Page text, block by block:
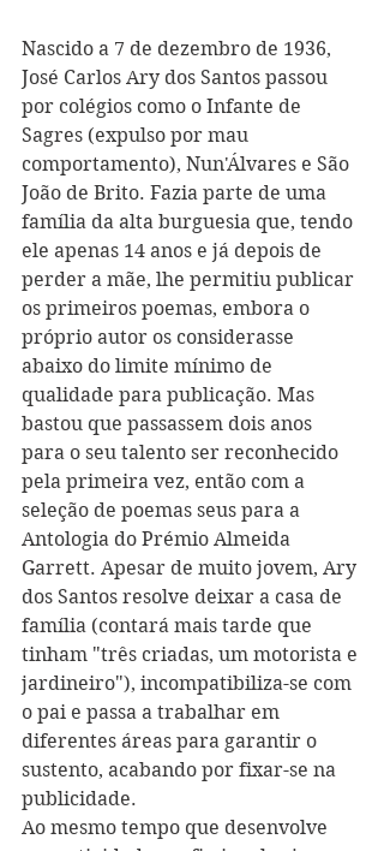
Nascido a 7 de dezembro de 1936,
José Carlos Ary dos Santos passou
por colégios como o Infante de
Sagres (expulso por mau
comportamento), Nun'Álvares e São
João de Brito. Fazia parte de uma
família da alta burguesia que, tendo
ele apenas 14 anos e já depois de
perder a mãe, lhe permitiu publicar
os primeiros poemas, embora o
próprio autor os considerasse
abaixo do limite mínimo de
qualidade para publicação. Mas
bastou que passassem dois anos
para o seu talento ser reconhecido
pela primeira vez, então com a
seleção de poemas seus para a
Antologia do Prémio Almeida
Garrett. Apesar de muito jovem, Ary
dos Santos resolve deixar a casa de
família (contará mais tarde que
tinham "três criadas, um motorista e
jardineiro"), incompatibiliza-se com
o pai e passa a trabalhar em
diferentes áreas para garantir o
sustento, acabando por fixar-se na
publicidade.
Ao mesmo tempo que desenvolve